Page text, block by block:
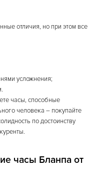
отличия, но при этом все
усложнения;
часы, способные
человека – покупайте
по достоинству
часы Бланпа от